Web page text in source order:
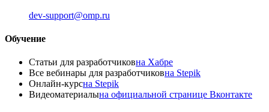
dev-support@omp.ru
Обучение
Статьи для разработчиковна Хабре
Все вебинары для разработчиковна Stepik
Онлайн-курсна Stepik
Видеоматериалына официальной странице Вконтакте